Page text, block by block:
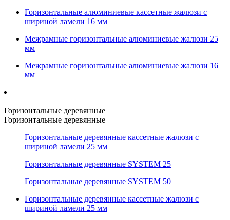
Горизонтальные алюминиевые кассетные жалюзи с
шириной ламели 16 мм
Межрамные горизонтальные алюминиевые жалюзи 25
мм
Межрамные горизонтальные алюминиевые жалюзи 16
мм
Горизонтальные деревянные
Горизонтальные деревянные
Горизонтальные деревянные кассетные жалюзи с
шириной ламели 25 мм
Горизонтальные деревянные SYSTEM 25
Горизонтальные деревянные SYSTEM 50
Горизонтальные деревянные кассетные жалюзи с
шириной ламели 25 мм